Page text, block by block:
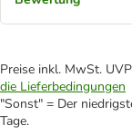
Preise inkl. MwSt.
die Lieferbedingungen
"Sonst" = Der
Tage.